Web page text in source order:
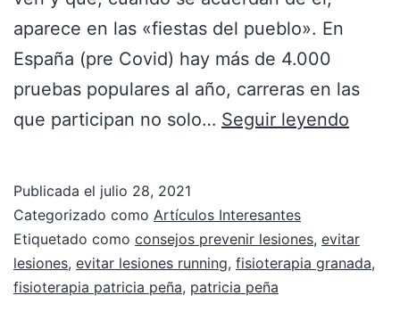
aparece en las «fiestas del pueblo». En
España (pre Covid) hay más de 4.000
pruebas populares al año, carreras en las
que participan no solo… Seguir leyendo
Publicada el julio 28, 2021
Categorizado como Artículos Interesantes
Etiquetado como consejos prevenir lesiones, evitar
lesiones, evitar lesiones running, fisioterapia granada,
fisioterapia patricia peña, patricia peña